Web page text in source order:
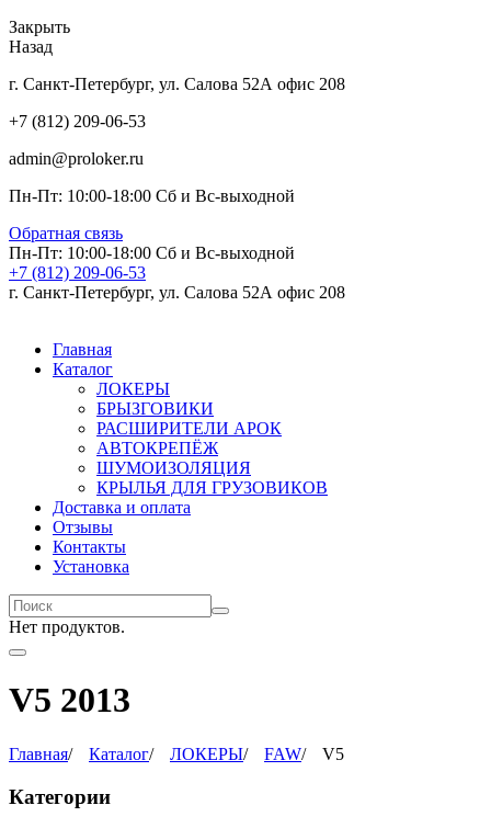
Закрыть
Назад
г. Санкт-Петербург, ул. Салова 52А офис 208
+7 (812) 209-06-53
admin@proloker.ru
Пн-Пт: 10:00-18:00 Сб и Вс-выходной
Обратная связь
Пн-Пт: 10:00-18:00 Сб и Вс-выходной
+7 (812) 209-06-53
г. Санкт-Петербург, ул. Салова 52А офис 208
Главная
Каталог
ЛОКЕРЫ
БРЫЗГОВИКИ
РАСШИРИТЕЛИ АРОК
АВТОКРЕПЁЖ
ШУМОИЗОЛЯЦИЯ
КРЫЛЬЯ ДЛЯ ГРУЗОВИКОВ
Доставка и оплата
Отзывы
Контакты
Установка
Нет продуктов.
V5 2013
Главная/ Каталог/ ЛОКЕРЫ/ FAW/ V5
Категории